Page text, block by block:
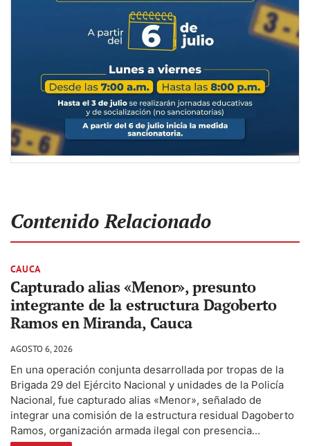
Contenido Relacionado
CAUCA
Capturado alias «Menor», presunto
integrante de la estructura Dagoberto
Ramos en Miranda, Cauca
AGOSTO 6, 2026
En una operación conjunta desarrollada por tropas de la
Brigada 29 del Ejército Nacional y unidades de la Policía
Nacional, fue capturado alias «Menor», señalado de
integrar una comisión de la estructura residual Dagoberto
Ramos, organización armada ilegal con presencia...